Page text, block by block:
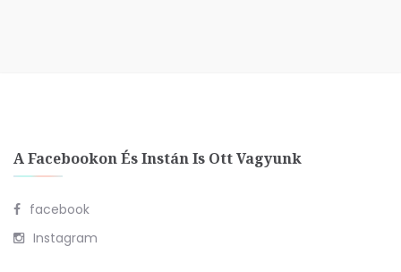
A Facebookon És Instán Is Ott Vagyunk
facebook
Instagram